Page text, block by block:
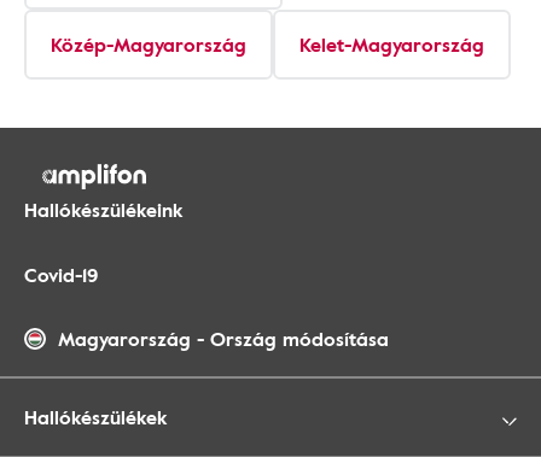
Közép-Magyarország Kelet-Magyarország
Hallókészülékeink
Covid-19
Magyarország - Ország módosítása
Hallókészülékek